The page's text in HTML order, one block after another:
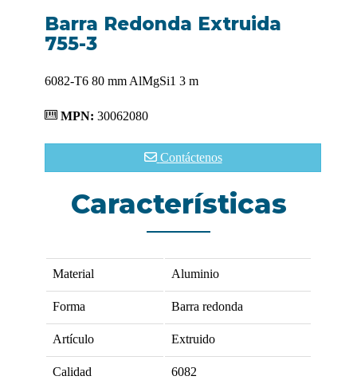
Barra Redonda Extruida
755-3
6082-T6 80 mm AlMgSi1 3 m
MPN: 30062080
Contáctenos
Características
Material Aluminio
Forma Barra redonda
Artículo Extruido
Calidad 6082